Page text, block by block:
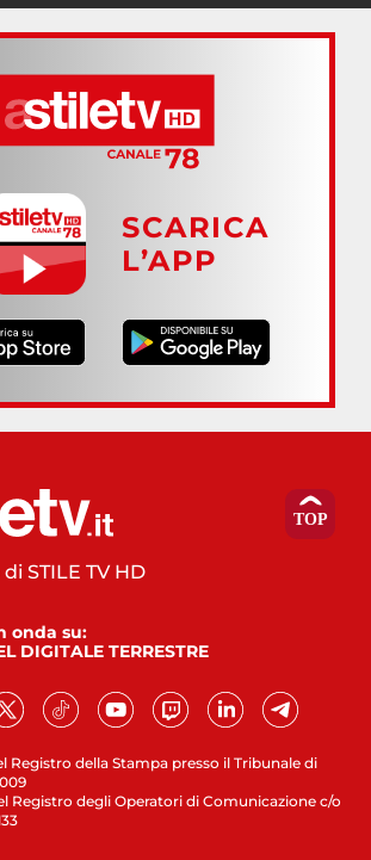
SCARICA
L’APP
Registro della Stampa presso il Tribunale di
Registro degli Operatori di Comunicazione c/o
STILE TV HD
onda su:
DIGITALE TERRESTRE